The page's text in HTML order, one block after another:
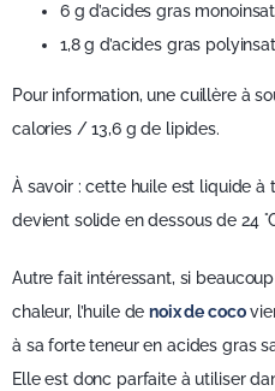
6 g d’acides gras
1,8 g d’acides gras
Pour information, une cuillère à
calories / 13,6 g de lipides.
À savoir : cette huile est liquide
devient solide en dessous de 24
Autre fait intéressant, si
chaleur, l’huile denoix de coco
à sa forte teneur en acides gras
Elle est donc parfaite à utiliser